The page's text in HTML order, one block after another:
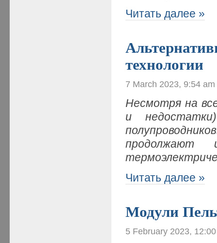
Читать далее »
технологии
7 March 2023, 9:54 am
Несмотря на
и
продолжают
Читать далее »
Модули
5 February 2023,